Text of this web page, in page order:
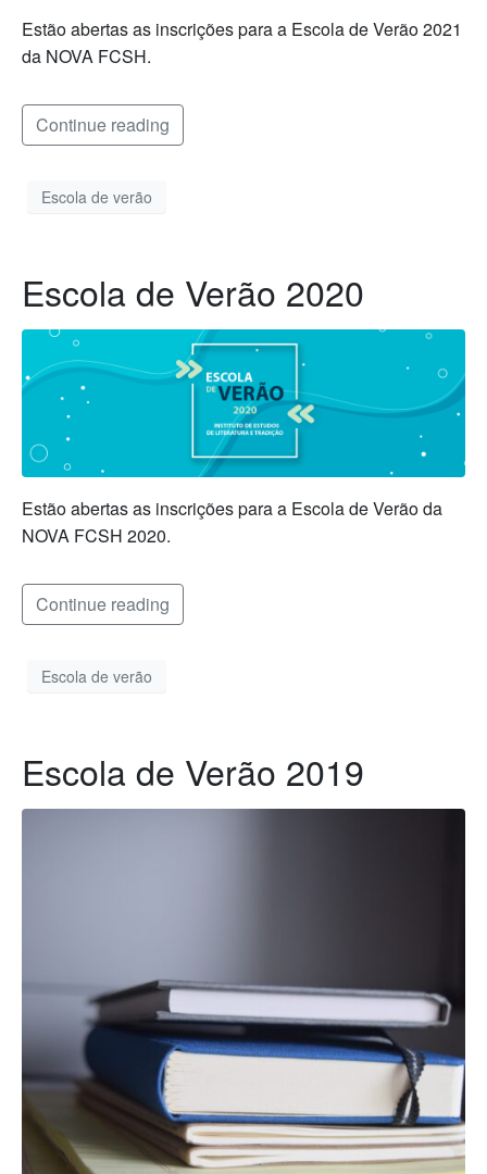
Estão abertas as inscrições para a Escola de Verão 2021
da NOVA FCSH.
Continue reading
Escola de verão
Escola de Verão 2020
Estão abertas as inscrições para a Escola de Verão da
NOVA FCSH 2020.
Continue reading
Escola de verão
Escola de Verão 2019